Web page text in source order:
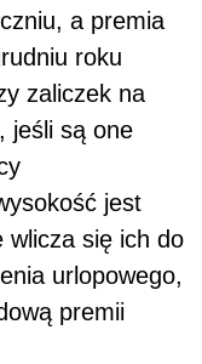
a premia
roku
zaliczek na
jeśli są one
jest
wlicza się ich do
urlopowego,
premii